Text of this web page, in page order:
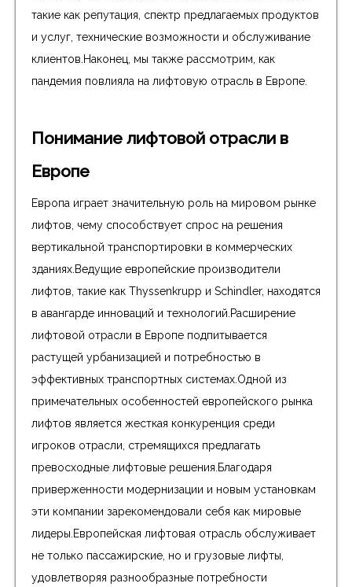
такие как репутация, спектр предлагаемых продуктов
и услуг, технические возможности и обслуживание
клиентов.Наконец, мы также рассмотрим, как
пандемия повлияла на лифтовую отрасль в Европе.
Понимание лифтовой отрасли в
Европе
Европа играет значительную роль на мировом рынке
лифтов, чему способствует спрос на решения
вертикальной транспортировки в коммерческих
зданиях.Ведущие европейские производители
лифтов, такие как Thyssenkrupp и Schindler, находятся
в авангарде инноваций и технологий.Расширение
лифтовой отрасли в Европе подпитывается
растущей урбанизацией и потребностью в
эффективных транспортных системах.Одной из
примечательных особенностей европейского рынка
лифтов является жесткая конкуренция среди
игроков отрасли, стремящихся предлагать
превосходные лифтовые решения.Благодаря
приверженности модернизации и новым установкам
эти компании зарекомендовали себя как мировые
лидеры.Европейская лифтовая отрасль обслуживает
не только пассажирские, но и грузовые лифты,
удовлетворяя разнообразные потребности